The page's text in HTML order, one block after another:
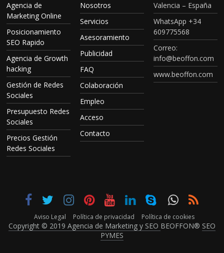
Agencia de
Marketing Online
Posicionamiento
SEO Rapido
Agencia de Growth
hacking
Gestión de Redes
Sociales
Presupuesto Redes
Sociales
Precios Gestión
Redes Sociales
Nosotros
Servicios
Asesoramiento
Publicidad
FAQ
Colaboración
Empleo
Acceso
Contacto
Valencia – España
WhatsApp +34
609775568
Correo:
info@beoffon.com
www.beoffon.com
Aviso Legal Política de privacidad Política de cookies
Copyright © 2019 Agencia de Marketing y SEO BEOFFON® SEO
PYMES